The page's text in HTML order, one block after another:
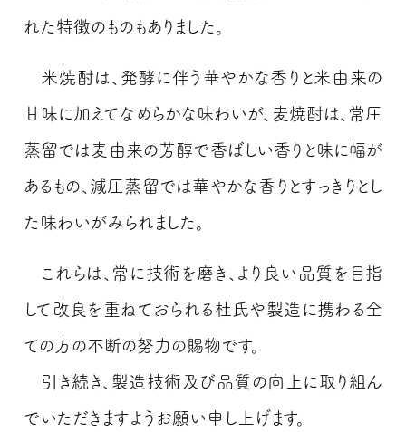
れた特徴のものもありました。
米焼酎は、発酵に伴う華やかな香りと米由来の
甘味に加えてなめらかな味わいが、麦焼酎は、常圧
蒸留では麦由来の芳醇で香ばしい香りと味に幅が
あるもの、減圧蒸留では華やかな香りとすっきりとし
た味わいがみられました。
これらは、常に技術を磨き、より良い品質を目指
して改良を重ねておられる杜氏や製造に携わる全
ての方の不断の努力の賜物です。
引き続き、製造技術及び品質の向上に取り組ん
でいただきますようお願い申し上げます。